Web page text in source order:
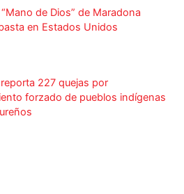
de Dios” de Maradona
en Estados Unidos
227 quejas por
forzado de pueblos indígenas